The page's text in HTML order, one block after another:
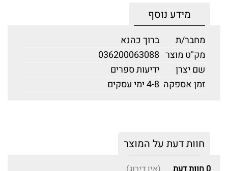
מידע נוסף
מחבר/ת
ברוך כהנא
מק"ט מוצר 036200063088
שם יצרן
ידיעות ספרים
זמן אספקה 4-8 ימי עסקים
חוות דעת על המוצר